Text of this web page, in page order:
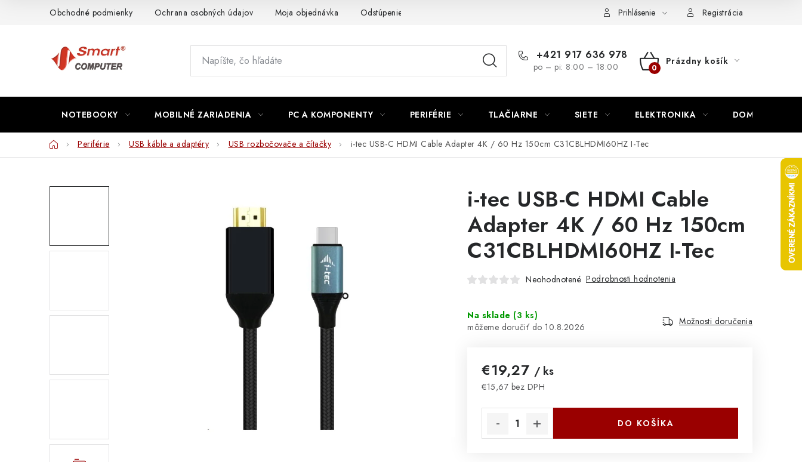
Obchodné podmienky Ochrana osobných údajov Moja objednávka Odstúpenie od zmluvy Napíšte námPrihlásenie Registrácia
+421 917 636 978
po – pi: 8:00 – 18:00
NÁKUPNÝ
Prázdny košík
NOTEBOOKY MOBILNÉ ZARIADENIA PC A KOMPONENTY PERIFÉRIE TLAČIARNE SIETE ELEKTRONIKA DOMÁCNOSŤ
DomovPeriférie USB káble a adaptéry USB rozbočovače a čítačky i-tec USB-C HDMI Cable Adapter 4K / 60 Hz 150cm C31CBLHDMI60HZ I-Tec
i-tec USB-C HDMI Cable
Adapter 4K / 60 Hz 150cm
C31CBLHDMI60HZ I-Tec
Neohodnotené Podrobnosti hodnotenia
Na sklade (3 ks)
10.8.2026
Možnosti doručenia
€19,27 / ks
€15,67 bez DPH
DO KOŠÍKA